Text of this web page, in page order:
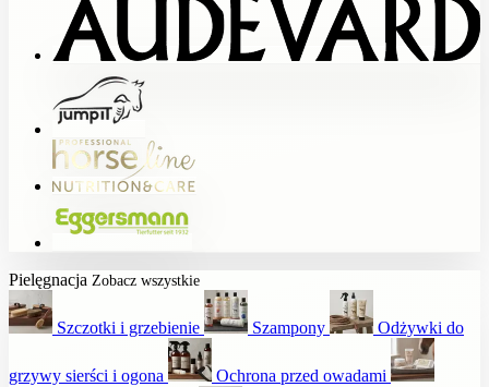
Pielęgnacja Zobacz wszystkie
Szczotki i grzebienie Szampony Odżywki do
grzywy sierści i ogona Ochrona przed owadami